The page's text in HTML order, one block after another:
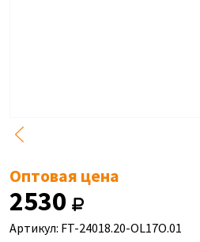
Оптовая цена
2530
Артикул: FT-24018.20-OL17O.01